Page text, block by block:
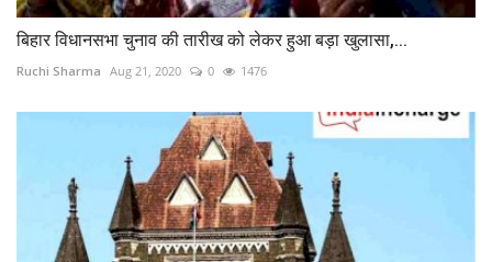
बिहार विधानसभा चुनाव की तारीख को लेकर हुआ बड़ा खुलासा,...
Ruchi Sharma Aug 21, 2020 0 1476